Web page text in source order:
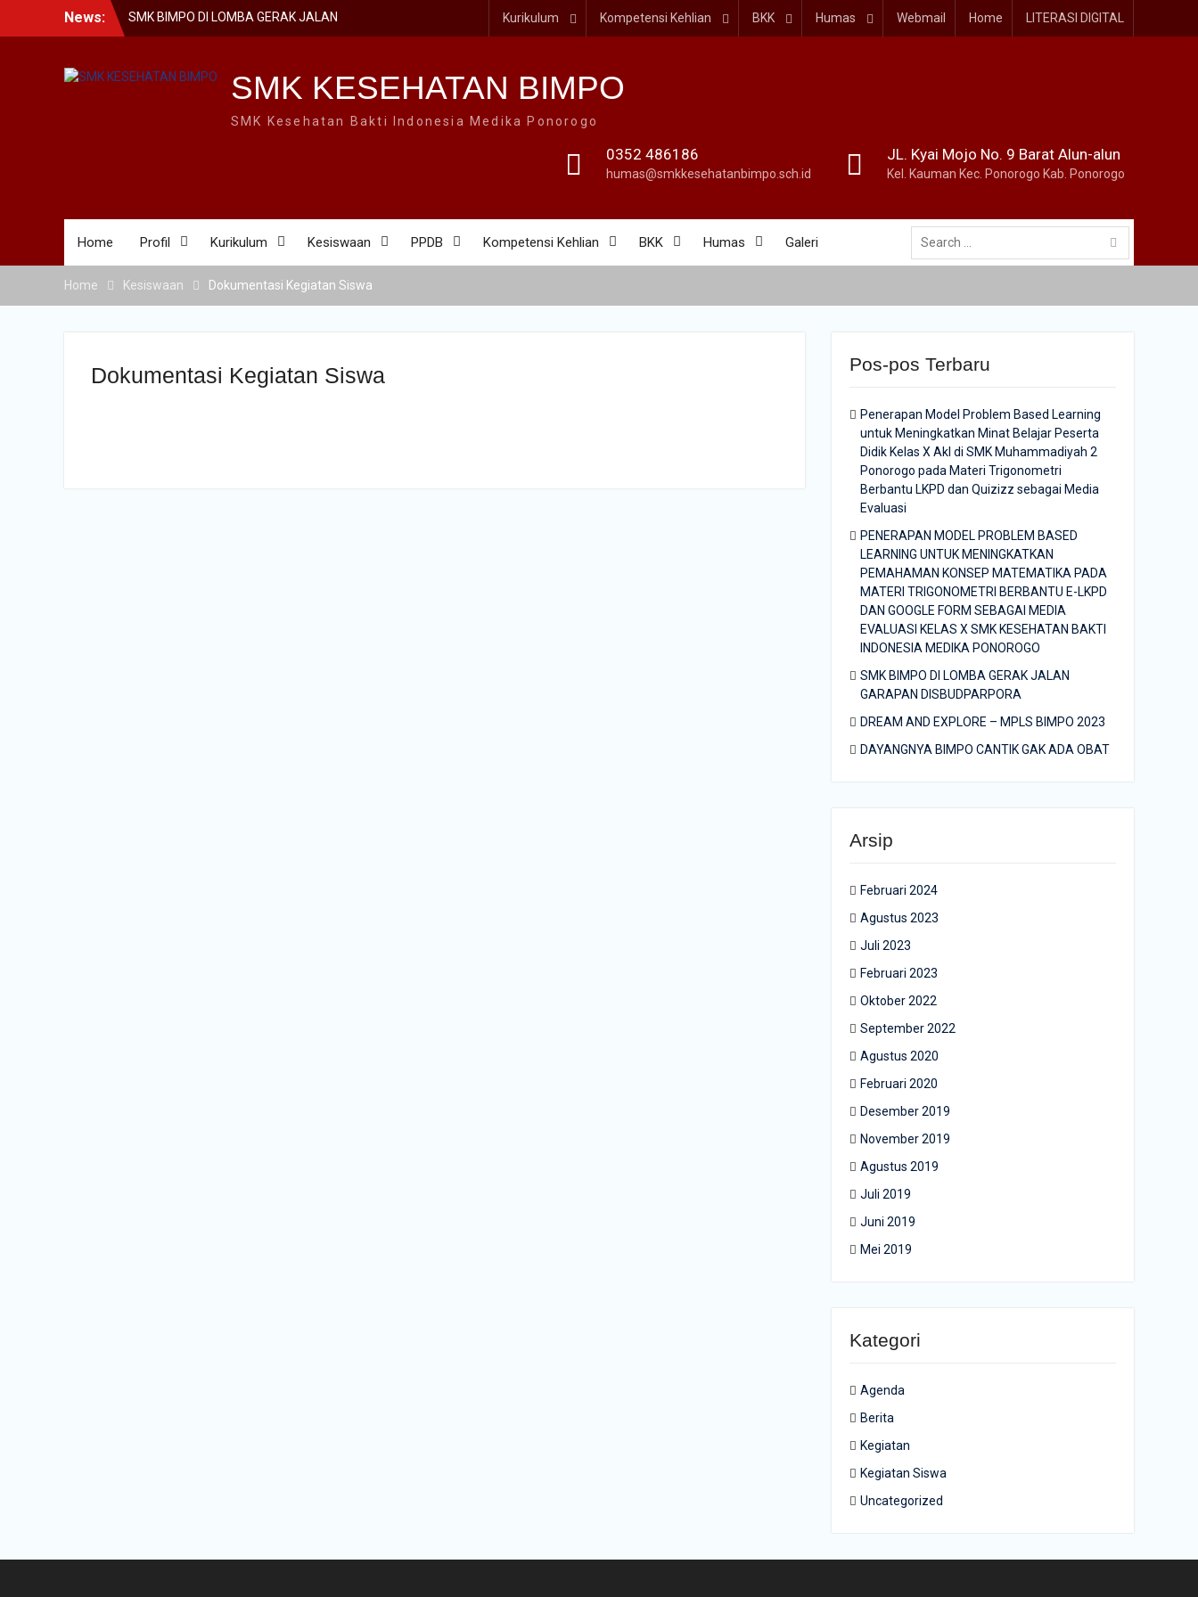
News:
SMK BIMPO DI LOMBA GERAK JALAN
GARAPAN DISBUDPARPORA
2023
SMK BIMPO DI SMK SWASTA FESTIVAL
Kurikulum Kompetensi Kehlian BKK Humas Webmail Home LITERASI DIGITAL
SMK KESEHATAN BIMPO
SMK Kesehatan Bakti Indonesia Medika Ponorogo
0352 486186
humas@smkkesehatanbimpo.sch.id
JL. Kyai Mojo No. 9 Barat Alun-alun
Kel. Kauman Kec. Ponorogo Kab. Ponorogo
Home Profil Kurikulum Kesiswaan PPDB Kompetensi Kehlian BKK Humas Galeri
Search
for:
Home Kesiswaan Dokumentasi Kegiatan Siswa
Dokumentasi Kegiatan Siswa Pos-pos Terbaru
Penerapan Model Problem Based Learning
untuk Meningkatkan Minat Belajar Peserta
Didik Kelas X Akl di SMK Muhammadiyah 2
Ponorogo pada Materi Trigonometri
Berbantu LKPD dan Quizizz sebagai Media
Evaluasi
PENERAPAN MODEL PROBLEM BASED
LEARNING UNTUK MENINGKATKAN
PEMAHAMAN KONSEP MATEMATIKA PADA
MATERI TRIGONOMETRI BERBANTU E-LKPD
DAN GOOGLE FORM SEBAGAI MEDIA
EVALUASI KELAS X SMK KESEHATAN BAKTI
INDONESIA MEDIKA PONOROGO
SMK BIMPO DI LOMBA GERAK JALAN
GARAPAN DISBUDPARPORA
DREAM AND EXPLORE – MPLS BIMPO 2023
DAYANGNYA BIMPO CANTIK GAK ADA OBAT
Arsip
Februari 2024
Agustus 2023
Juli 2023
Februari 2023
Oktober 2022
September 2022
Agustus 2020
Februari 2020
Desember 2019
November 2019
Agustus 2019
Juli 2019
Juni 2019
Mei 2019
Kategori
Agenda
Berita
Kegiatan
Kegiatan Siswa
Uncategorized